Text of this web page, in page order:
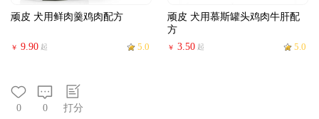
顽皮 犬用鲜肉羹鸡肉配方
￥ 9.90 起 5.0
顽皮 犬用慕斯罐头鸡肉牛肝配
方
￥ 3.50 起 5.0
0 0 打分